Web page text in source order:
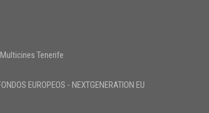
Tenerife
EUROPEOS - NEXTGENERATION EU